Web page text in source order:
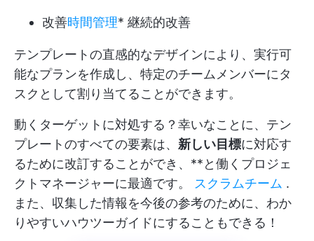
改善時間管理* 継続的改善
テンプレートの直感的なデザインにより、実行可
能なプランを作成し、特定のチームメンバーにタ
スクとして割り当てることができます。
動くターゲットに対処する？幸いなことに、テン
プレートのすべての要素は、 新しい目標に対応す
るために改訂することができ、**と働くプロジェ
クトマネージャーに最適です。 スクラムチーム .
また、収集した情報を今後の参考のために、わか
りやすいハウツーガイドにすることもできる！️